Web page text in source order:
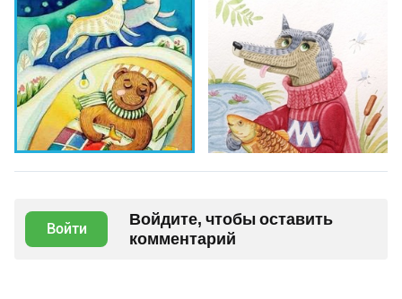
Войти
Войдите, чтобы оставить
комментарий